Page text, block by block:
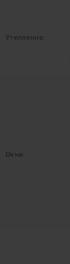
Утепление:
Окна: